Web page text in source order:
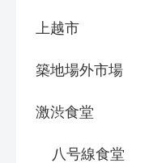
上越市
築地場外市場
激渋食堂
八号線食堂